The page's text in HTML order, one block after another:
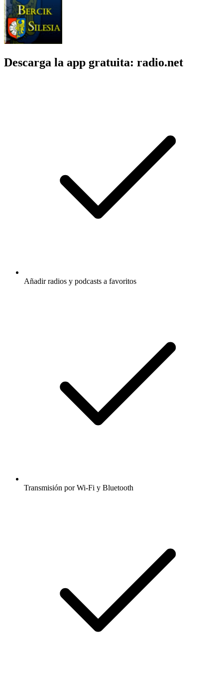
Descarga la app gratuita: radio.net
Añadir radios y podcasts a favoritos
Transmisión por Wi-Fi y Bluetooth